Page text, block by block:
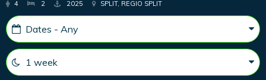
4 2 2025 SPLIT, REGIO SPLIT